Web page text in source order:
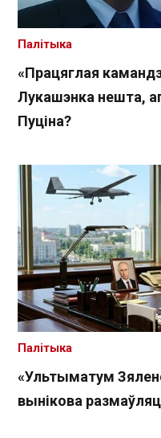
«Працяглая
Лукашэнка нешта,
Пуціна?
Палітыка
«Ультыматум
вынікова
Палітыка